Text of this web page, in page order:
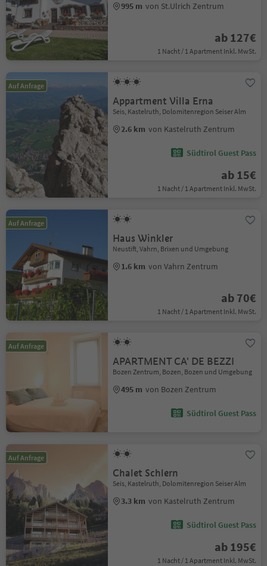
995 m von St.Ulrich Zentrum
ab 127€
1 Nacht / 1 Apartment Inkl. MwSt.
Auf Anfrage
Appartment Villa Erna
Seis, Kastelruth, Dolomitenregion Seiser Alm
2.6 km von Kastelruth Zentrum
Südtirol Guest Pass
ab 15€
1 Nacht / 1 Apartment Inkl. MwSt.
Auf Anfrage
Haus Winkler
Neustift, Vahrn, Brixen und Umgebung
1.6 km von Vahrn Zentrum
ab 70€
1 Nacht / 1 Apartment Inkl. MwSt.
Auf Anfrage
APARTMENT CA' DE BEZZI
Bozen Zentrum, Bozen, Bozen und Umgebung
495 m von Bozen Zentrum
Südtirol Guest Pass
Auf Anfrage
Chalet Schlern
Seis, Kastelruth, Dolomitenregion Seiser Alm
3.3 km von Kastelruth Zentrum
Südtirol Guest Pass
ab 195€
1 Nacht / 1 Apartment Inkl. MwSt.